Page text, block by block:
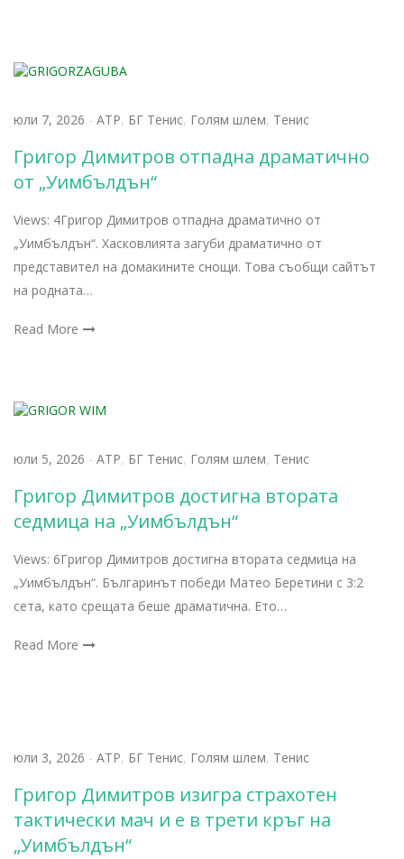
юли 7, 2026 - АТР, БГ Тенис, Голям шлем, Тенис
Григор Димитров отпадна драматично
от „Уимбълдън“
Views: 4Григор Димитров отпадна драматично от
„Уимбълдън“. Хасковлията загуби драматично от
представител на домакините снощи. Това съобщи сайтът
на родната…
Read More
юли 5, 2026 - АТР, БГ Тенис, Голям шлем, Тенис
Григор Димитров достигна втората
седмица на „Уимбълдън“
Views: 6Григор Димитров достигна втората седмица на
„Уимбълдън“. Българинът победи Матео Беретини с 3:2
сета, като срещата беше драматична. Ето…
Read More
юли 3, 2026 - АТР, БГ Тенис, Голям шлем, Тенис
Григор Димитров изигра страхотен
тактически мач и е в трети кръг на
„Уимбълдън“